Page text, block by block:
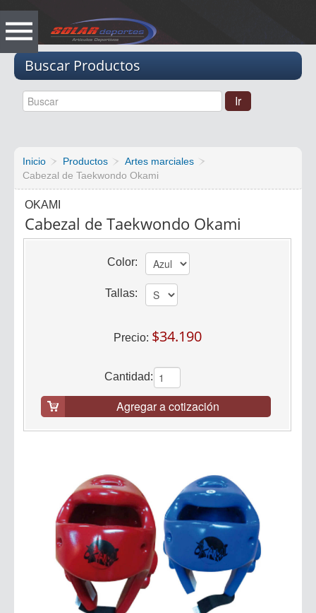
Buscar Productos
Inicio Productos
Artes marciales
Cabezal de Taekwondo Okami
OKAMI
Cabezal de Taekwondo Okami
Color:
Tallas:
Precio: $34.190
Cantidad:
Agregar a cotización